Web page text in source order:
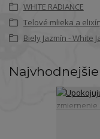
WHITE RADIANCE
Telové mlieka a
Biely Jazmín - White